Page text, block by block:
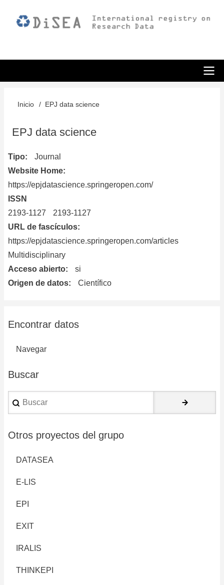
Sobrescribir
enlaces
ayuda
a
la
navegación
Inicio EPJ data science
EPJ data science
Tipo
Journal
Website Home
https://epjdatascience.springeropen.com/
ISSN
2193-1127
2193-1127
URL de fascículos
https://epjdatascience.springeropen.com/articles
Multidisciplinary
Acceso abierto
si
Origen de datos
Científico
Encontrar datos
Navegar
Buscar
Buscar
Otros proyectos del grupo
DATASEA
E-LIS
EPI
EXIT
IRALIS
THINKEPI